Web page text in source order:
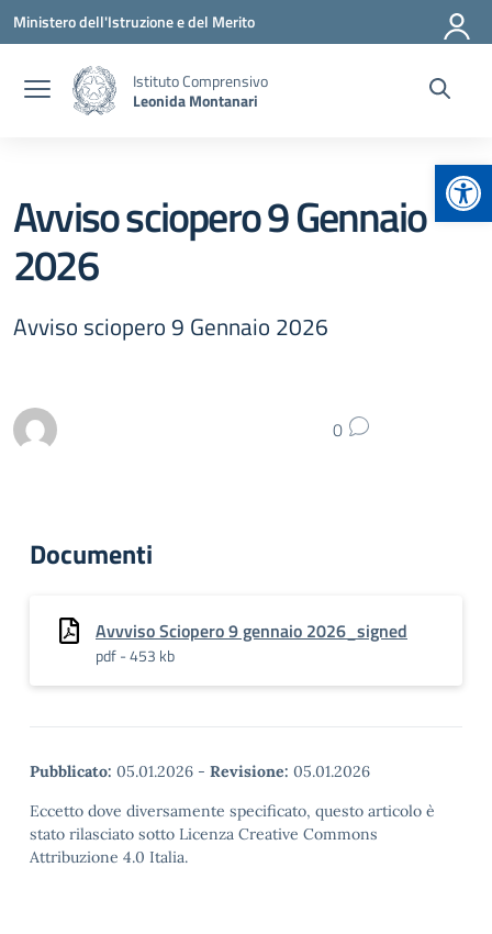
Vai ai contenuti
Vai al menu di navigazione
Vai al footer
Ministero dell'Istruzione e del Merito
Istituto Comprensivo
Leonida Montanari
Avviso sciopero 9 Gennaio
2026
Avviso sciopero 9 Gennaio 2026
0
Documenti
Avvviso Sciopero 9 gennaio 2026_signed
pdf - 453 kb
Pubblicato: 05.01.2026 - Revisione: 05.01.2026
Eccetto dove diversamente specificato, questo articolo è
stato rilasciato sotto Licenza Creative Commons
Attribuzione 4.0 Italia.